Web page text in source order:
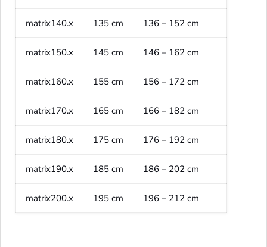
matrix140.x 135 cm 136 – 152 cm
matrix150.x 145 cm 146 – 162 cm
matrix160.x 155 cm 156 – 172 cm
matrix170.x 165 cm 166 – 182 cm
matrix180.x 175 cm 176 – 192 cm
matrix190.x 185 cm 186 – 202 cm
matrix200.x 195 cm 196 – 212 cm